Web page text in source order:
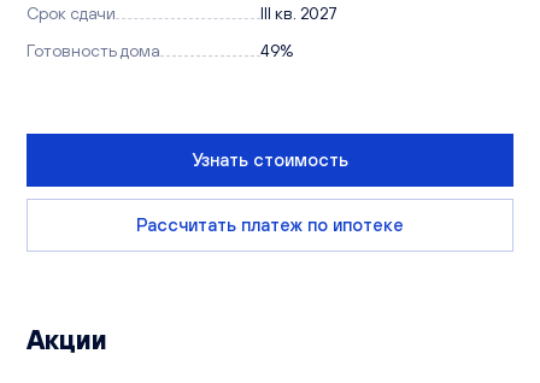
Срок сдачи
III кв. 2027
Готовность дома
49%
Узнать стоимость
Рассчитать платеж по ипотеке
Акции